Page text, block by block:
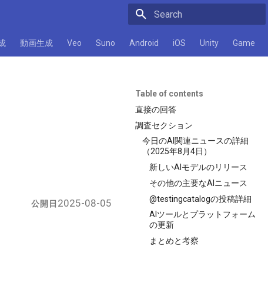
動画生成 Veo Suno Android iOS Unity Game
Table of contents
直接の回答
調査セクション
今日のAI関連ニュースの詳細
（2025年8月4日）
新しいAIモデルのリリース
その他の主要なAIニュース
@testingcatalogの投稿詳細
AIツールとプラットフォーム
の更新
まとめと考察
公開日 2025-08-05